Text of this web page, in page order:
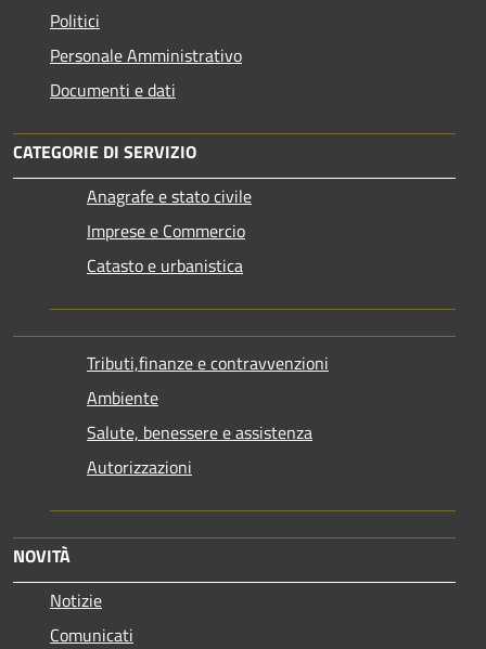
Politici
Personale Amministrativo
Documenti e dati
CATEGORIE DI SERVIZIO
Anagrafe e stato civile
Imprese e Commercio
Catasto e urbanistica
Tributi,finanze e contravvenzioni
Ambiente
Salute, benessere e assistenza
Autorizzazioni
NOVITÀ
Notizie
Comunicati